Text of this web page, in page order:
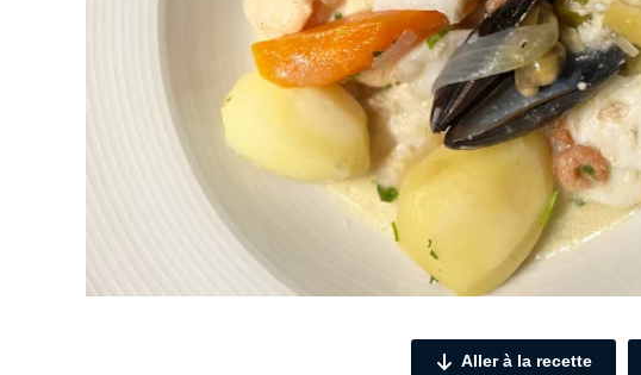
Aller à la recette